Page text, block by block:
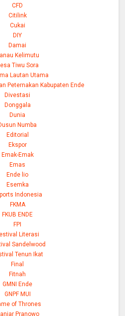
CFD
Citilink
Cukai
DIY
Damai
Kelimutu
Tiwu Sora
Lautan Utama
Peternakan Kabupaten Ende
Divestasi
Donggala
Dunia
Numba
Editorial
Ekspor
Emak-Emak
Emas
Ende lio
Esemka
Indonesia
FKMA
FKUB ENDE
FPI
Literasi
Sandelwood
Tenun Ikat
Final
Fitnah
GMNI Ende
GNPF MUI
of Thrones
Pranowo